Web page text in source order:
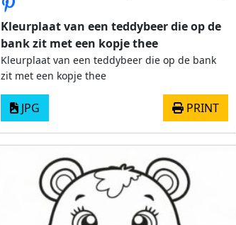
Kleurplaat van een teddybeer die op de
bank zit met een kopje thee
Kleurplaat van een teddybeer die op de bank
zit met een kopje thee
JPG PRINT